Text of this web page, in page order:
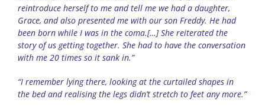
reintroduce herself to me and tell me we had a daughter,
Grace, and also presented me with our son Freddy. He had
been born while I was in the coma.[…] She reiterated the
story of us getting together. She had to have the conversation
with me 20 times so it sank in.”
“I remember lying there, looking at the curtailed shapes in
the bed and realising the legs didn’t stretch to feet any more.”